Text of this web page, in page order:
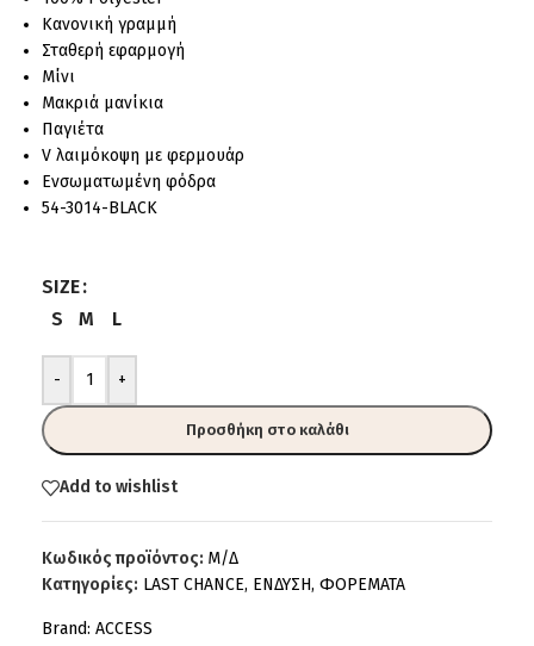
Κανονική γραμμή
Σταθερή εφαρμογή
Μίνι
Μακριά μανίκια
Παγιέτα
V λαιμόκοψη με φερμουάρ
Ενσωματωμένη φόδρα
54-3014-BLACK
SIZE
S
M L
- +
Προσθήκη στο καλάθι
Add to wishlist
Κωδικός προϊόντος: Μ/Δ
Κατηγορίες: LAST CHANCE, ΕΝΔΥΣΗ, ΦΟΡΕΜΑΤΑ
Brand: ACCESS